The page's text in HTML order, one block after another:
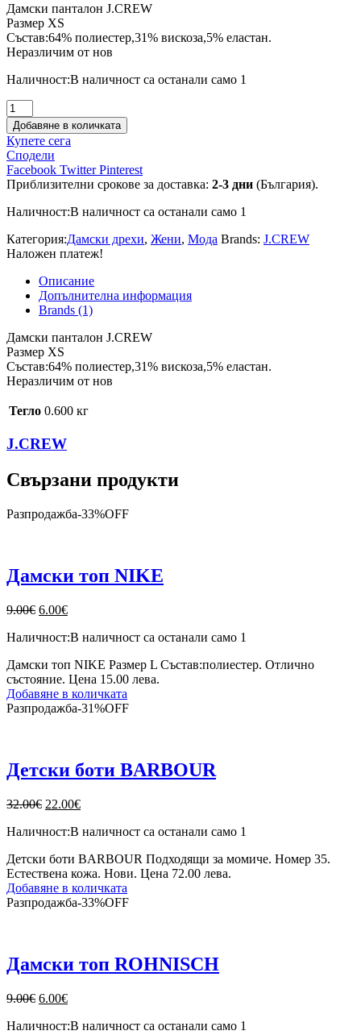
was:
21.00€.
е:
Дамски панталон J.CREW
Размер XS
Състав:64% полиестер,31% вискоза,5% еластан.
Неразличим от нов
Наличност:В наличност са останали само 1
количество
за
Дамски
панталон
J.CREW
Добавяне в количката
Купете сега
Сподели
Facebook Twitter Pinterest
Приблизителни срокове за доставка: 2-3 дни (България).
Наличност:В наличност са останали само 1
Категория:Дамски дрехи, Жени, Мода Brands: J.CREW
Наложен платеж!
Описание
Допълнителна информация
Brands (1)
Дамски панталон J.CREW
Размер XS
Състав:64% полиестер,31% вискоза,5% еластан.
Неразличим от нов
Тегло 0.600 кг
J.CREW
Свързани продукти
Разпродажба-33%OFF
Дамски топ NIKE
9.00€ Original
was:
6.00€Текущата
е:
Наличност:В наличност са останали само 1
Дамски топ NIKE Размер L Състав:полиестер. Отлично
състояние. Цена 15.00 лева.
Добавяне в количката
Разпродажба-31%OFF
Детски боти BARBOUR
32.00€ Original
was:
22.00€Текущата
е:
Наличност:В наличност са останали само 1
Детски боти BARBOUR Подходящи за момиче. Номер 35.
Естествена кожа. Нови. Цена 72.00 лева.
Добавяне в количката
Разпродажба-33%OFF
Дамски топ ROHNISCH
9.00€ Original
was:
6.00€Текущата
е:
Наличност:В наличност са останали само 1